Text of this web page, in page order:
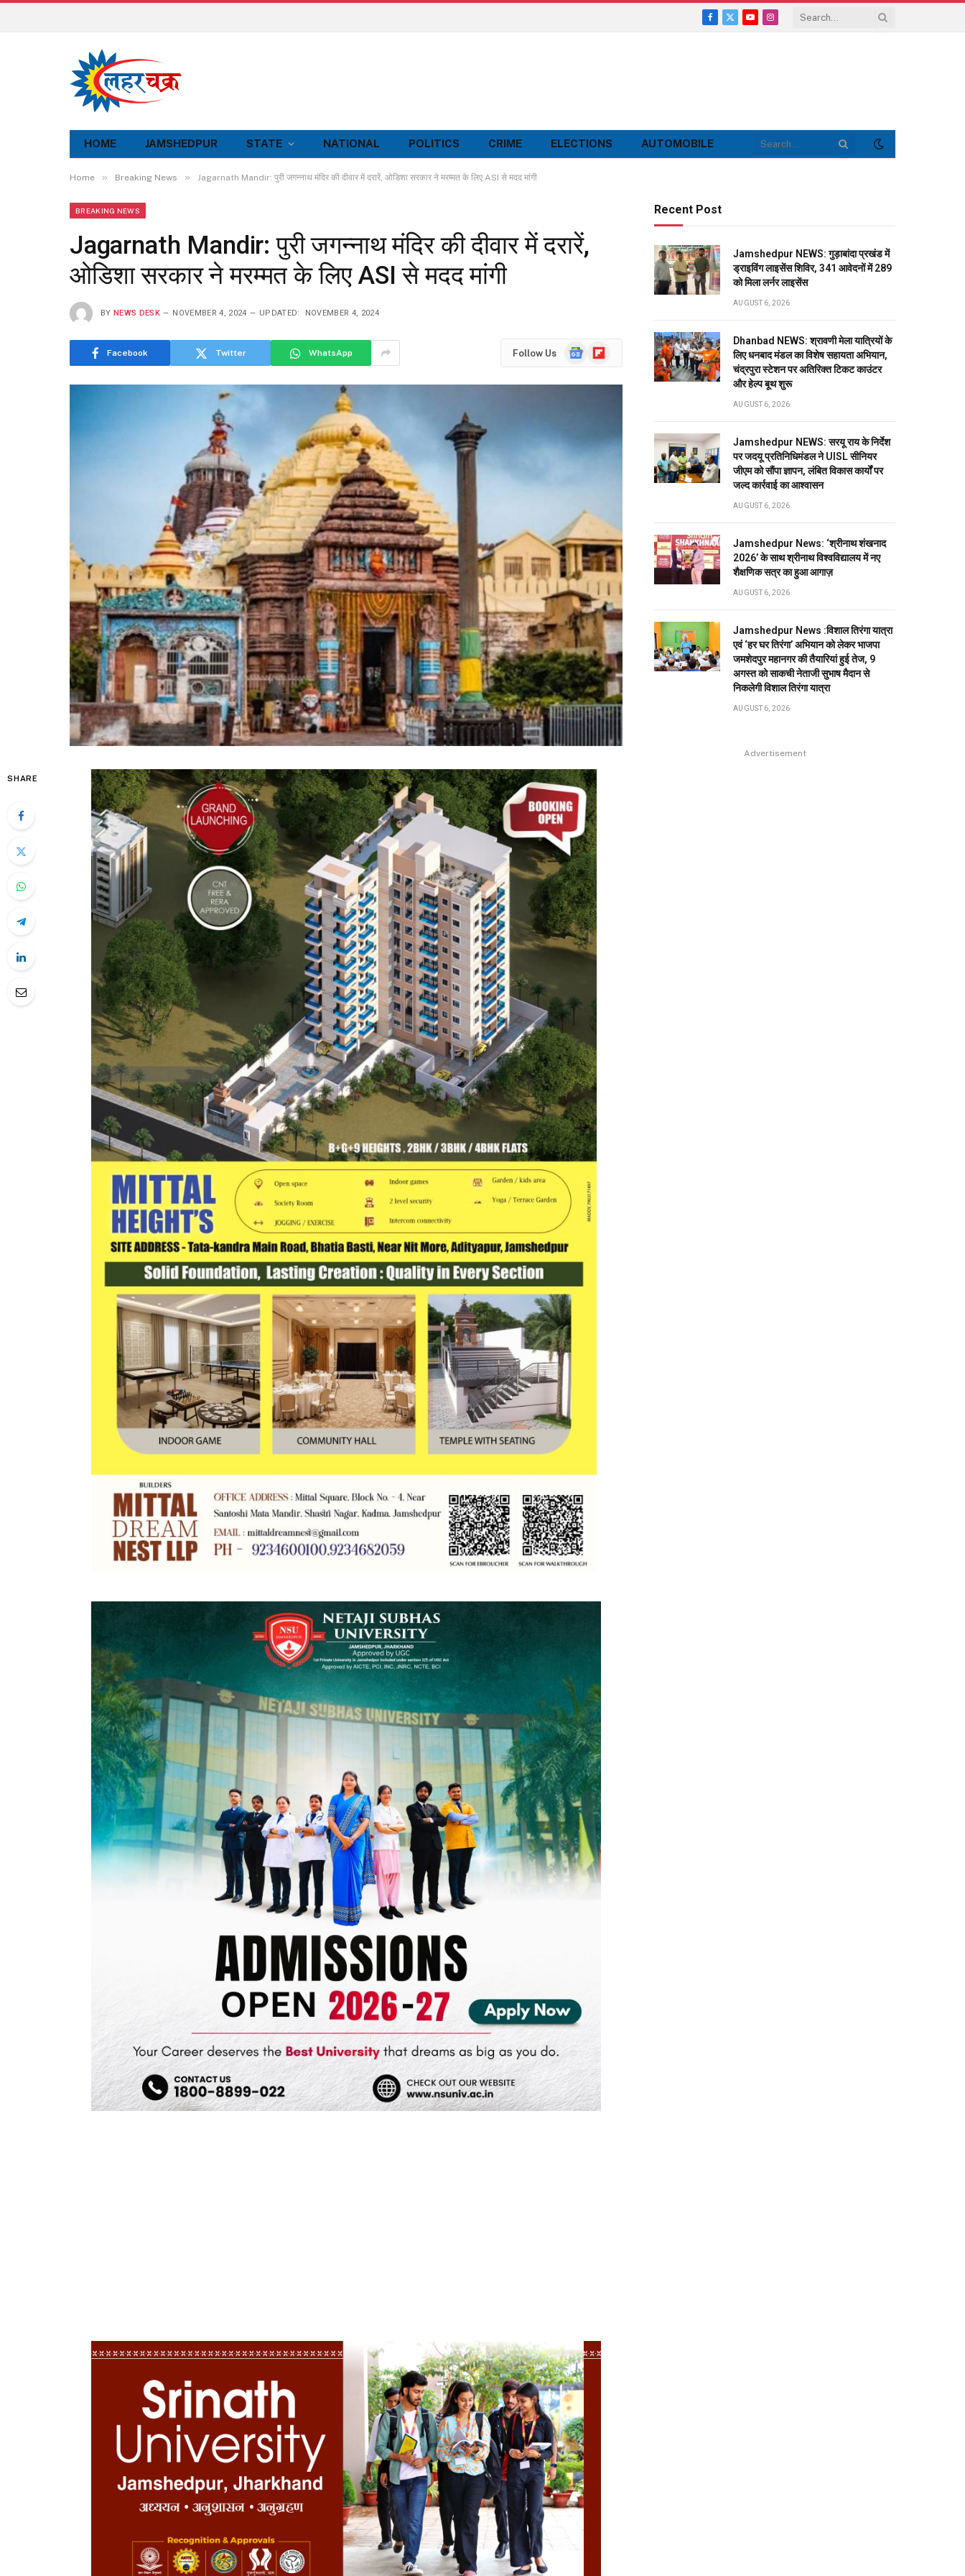
Facebook
X
YouTubeInstagram
HOME JAMSHEDPUR STATE NATIONAL POLITICS CRIME ELECTIONS AUTOMOBILE
Home » Breaking News » Jagarnath Mandir: पुरी जगन्नाथ मंदिर की दीवार में दरारें, ओडिशा सरकार ने मरम्मत के लिए ASI से मदद मांगी
BREAKING NEWS
Jagarnath Mandir: पुरी जगन्नाथ मंदिर की दीवार में दरारें,
ओडिशा सरकार ने मरम्मत के लिए ASI से मदद मांगी
BY NEWS DESK NOVEMBER 4, 2024 UPDATED: NOVEMBER 4, 2024
Facebook Twitter WhatsApp Follow Us
GoogleFlipboard
SHARE
Recent Post
Jamshedpur NEWS: गुड़ाबांदा प्रखंड में
ड्राइविंग लाइसेंस शिविर, 341 आवेदनों में 289
को मिला लर्नर लाइसेंस
AUGUST 6, 2026
Dhanbad NEWS: श्रावणी मेला यात्रियों के
लिए धनबाद मंडल का विशेष सहायता अभियान,
चंद्रपुरा स्टेशन पर अतिरिक्त टिकट काउंटर
और हेल्प बूथ शुरू
AUGUST 6, 2026
Jamshedpur NEWS: सरयू राय के निर्देश
पर जदयू प्रतिनिधिमंडल ने UISL सीनियर
जीएम को सौंपा ज्ञापन, लंबित विकास कार्यों पर
जल्द कार्रवाई का आश्वासन
AUGUST 6, 2026
Jamshedpur News: ‘श्रीनाथ शंखनाद
2026’ के साथ श्रीनाथ विश्वविद्यालय में नए
शैक्षणिक सत्र का हुआ आगाज़
AUGUST 6, 2026
Jamshedpur News :विशाल तिरंगा यात्रा
एवं ‘हर घर तिरंगा’ अभियान को लेकर भाजपा
जमशेदपुर महानगर की तैयारियां हुई तेज, 9
अगस्त को साकची नेताजी सुभाष मैदान से
निकलेगी विशाल तिरंगा यात्रा
AUGUST 6, 2026
Advertisement